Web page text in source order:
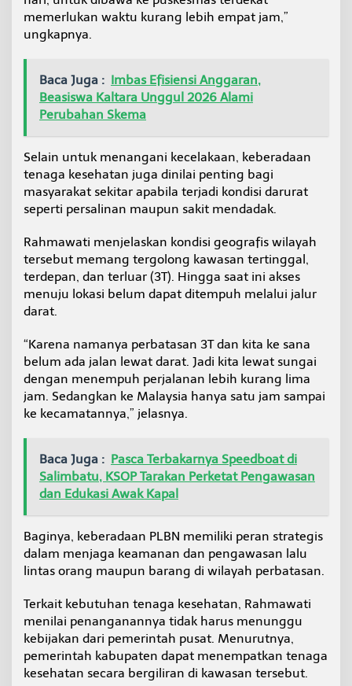
memerlukan waktu kurang lebih empat jam,”
ungkapnya.
Baca Juga : Imbas Efisiensi Anggaran,
Beasiswa Kaltara Unggul 2026 Alami
Perubahan Skema
Selain untuk menangani kecelakaan, keberadaan
tenaga kesehatan juga dinilai penting bagi
masyarakat sekitar apabila terjadi kondisi darurat
seperti persalinan maupun sakit mendadak.
Rahmawati menjelaskan kondisi geografis wilayah
tersebut memang tergolong kawasan tertinggal,
terdepan, dan terluar (3T). Hingga saat ini akses
menuju lokasi belum dapat ditempuh melalui jalur
darat.
“Karena namanya perbatasan 3T dan kita ke sana
belum ada jalan lewat darat. Jadi kita lewat sungai
dengan menempuh perjalanan lebih kurang lima
jam. Sedangkan ke Malaysia hanya satu jam sampai
ke kecamatannya,” jelasnya.
Baca Juga : Pasca Terbakarnya Speedboat di
Salimbatu, KSOP Tarakan Perketat Pengawasan
dan Edukasi Awak Kapal
Baginya, keberadaan PLBN memiliki peran strategis
dalam menjaga keamanan dan pengawasan lalu
lintas orang maupun barang di wilayah perbatasan.
Terkait kebutuhan tenaga kesehatan, Rahmawati
menilai penanganannya tidak harus menunggu
kebijakan dari pemerintah pusat. Menurutnya,
pemerintah kabupaten dapat menempatkan tenaga
kesehatan secara bergiliran di kawasan tersebut.